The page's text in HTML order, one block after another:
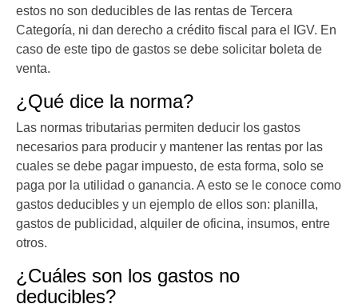
estos no son deducibles de las rentas de Tercera
Categoría, ni dan derecho a crédito fiscal para el IGV. En
caso de este tipo de gastos se debe solicitar boleta de
venta.
¿Qué dice la norma?
Las normas tributarias permiten deducir los gastos
necesarios para producir y mantener las rentas por las
cuales se debe pagar impuesto, de esta forma, solo se
paga por la utilidad o ganancia. A esto se le conoce como
gastos deducibles y un ejemplo de ellos son: planilla,
gastos de publicidad, alquiler de oficina, insumos, entre
otros.
¿Cuáles son los gastos no
deducibles?